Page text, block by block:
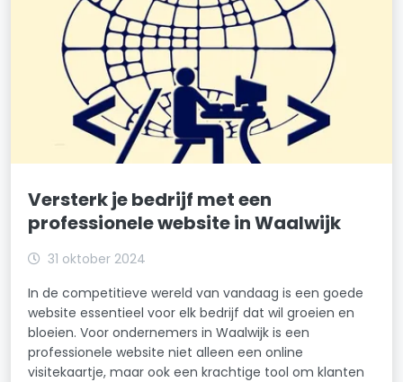
Versterk je bedrijf met een
professionele website in Waalwijk
31 oktober 2024
In de competitieve wereld van vandaag is een goede
website essentieel voor elk bedrijf dat wil groeien en
bloeien. Voor ondernemers in Waalwijk is een
professionele website niet alleen een online
visitekaartje, maar ook een krachtige tool om klanten